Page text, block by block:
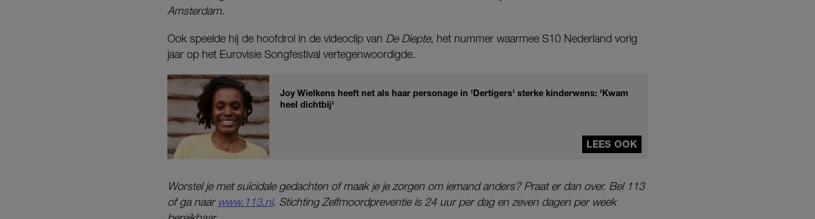
Amsterdam.
Ook speelde hij de hoofdrol in de videoclip van De Diepte, het nummer waarmee S10 Nederland vorig
jaar op het Eurovisie Songfestival vertegenwoordigde.
Joy Wielkens heeft net als haar personage in 'Dertigers' sterke kinderwens: 'Kwam
heel dichtbij'
LEES OOK
Worstel je met suïcidale gedachten of maak je je zorgen om iemand anders? Praat er dan over. Bel 113
of ga naar www.113.nl. Stichting Zelfmoordpreventie is 24 uur per dag en zeven dagen per week